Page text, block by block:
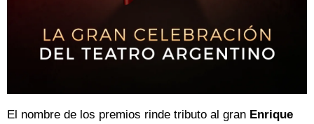
El nombre de los premios rinde tributo al gran Enrique